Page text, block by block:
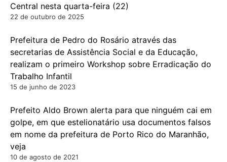
Central nesta quarta-feira (22)
22 de outubro de 2025
Prefeitura de Pedro do Rosário através das
secretarias de Assistência Social e da Educação,
realizam o primeiro Workshop sobre Erradicação do
Trabalho Infantil
15 de junho de 2023
Prefeito Aldo Brown alerta para que ninguém cai em
golpe, em que estelionatário usa documentos falsos
em nome da prefeitura de Porto Rico do Maranhão,
veja
10 de agosto de 2021